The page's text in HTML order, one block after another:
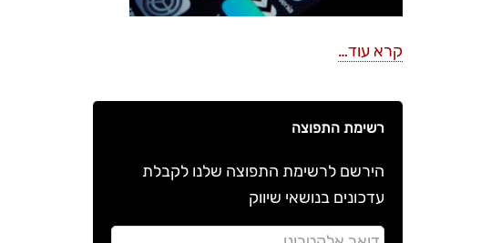
קרא עוד…
רשימת התפוצה
הירשם לרשימת התפוצה שלנו לקבלת
עדכונים בנושאי שיווק